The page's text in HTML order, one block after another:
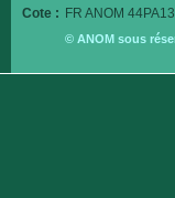
Cote : FR ANOM
© ANOM sous